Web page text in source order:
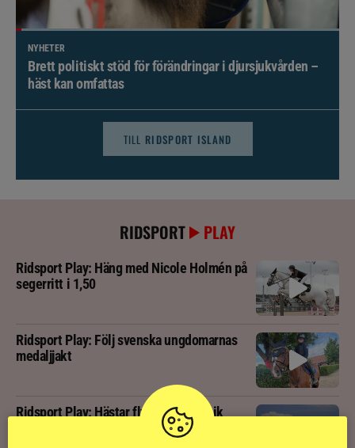
NYHETER
Brett politiskt stöd för förändringar i djursjukvården –
häst kan omfattas
TILL RIDSPORT ISLAND
RIDSPORT PLAY
Ridsport Play: Häng med Nicole Holmén på
segerritt i 1,50
Ridsport Play: Följ svenska ungdomarnas
medaljjakt
Ridsport Play: Hästar flyr brand i panik